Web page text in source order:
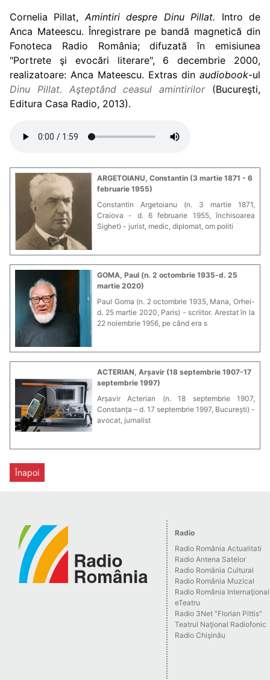
Cornelia Pillat,Amintiri despre Dinu Pillat. Intro de
Anca Mateescu. Înregistrare pe bandă magnetică din
Fonoteca Radio România; difuzată în emisiunea
"Portrete şi evocări literare", 6 decembrie 2000,
realizatoare: Anca Mateescu. Extras din audiobook-ul
Dinu Pillat. Aşteptând ceasul amintirilor
(Bucureşti,
Editura Casa Radio, 2013).
ARGETOIANU, Constantin (3 martie 1871 - 6
februarie 1955)
Constantin Argetoianu (n. 3 martie 1871,
Craiova - d. 6 februarie 1955, închisoarea
Sighet) - jurist, medic, diplomat, om politi
GOMA, Paul (n. 2 octombrie 1935-d. 25
martie 2020)
Paul Goma (n. 2 octombrie 1935, Mana, Orhei-
d. 25 martie 2020, Paris) - scriitor. Arestat în la
22 noiembrie 1956, pe când era s
ACTERIAN, Arșavir (18 septembrie 1907-17
septembrie 1997)
Arșavir Acterian (n. 18 septembrie 1907,
Constanța – d. 17 septembrie 1997, București) -
avocat, jurnalist
Înapoi
Radio
Radio România Actualitati
Radio Antena Satelor
Radio România Cultural
Radio România Muzical
Radio România Internaţional
eTeatru
Radio 3Net "Florian Pittis"
Teatrul Naţional Radiofonic
Radio Chişinău